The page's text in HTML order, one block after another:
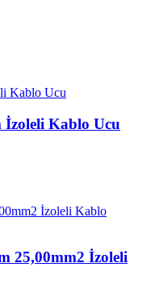
İzoleli Kablo Ucu
25,00mm2 İzoleli